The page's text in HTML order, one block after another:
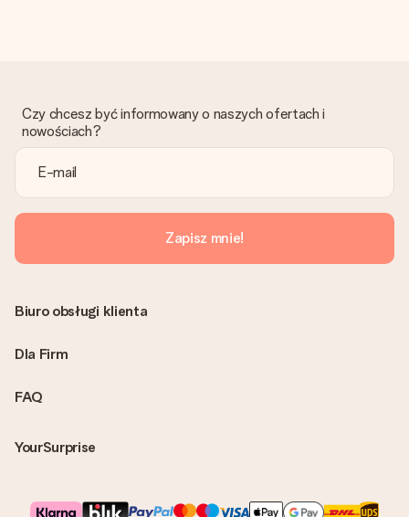
Czy faktura jest wysyłana razem z zamówieniem?
Żaden rachunek lub faktura nie jest wysyłany z zamówieniem.
Możesz ją również znaleźć na koncie MySurprise. Dzięki temu
możesz wysłać prezent bezpośrednio do odbiorcy, co będzie
prawdziwą niespodzianką!
Czy chcesz być informowany o naszych ofertach i
nowościach?
Zapisz mnie!
FAQ
YourSurprise
Biuro obsługi klienta
Dla Firm